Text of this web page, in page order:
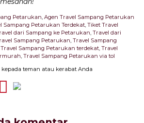
Petarukan, Agen Travel Sampang Petarukan
Sampang Petarukan Terdekat, Tiket Travel
dari Sampang ke Petarukan, Travel dari
Sampang Petarukan, Travel Sampang
Travel Sampang Petarukan terdekat, Travel
, Travel Sampang Petarukan via tol
teman atau kerabat Anda